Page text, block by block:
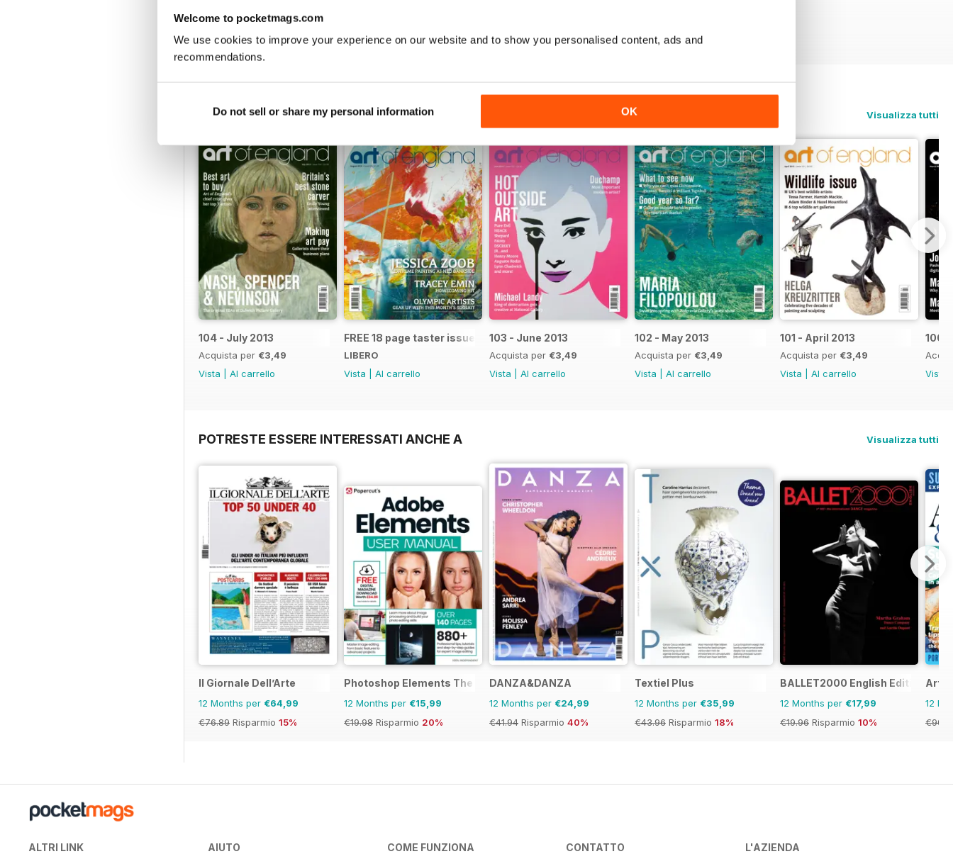
Welcome to pocketmags.com
We use cookies to improve your experience on our website and to show you personalised content, ads and
recommendations.
Do not sell or share my personal information OK
EDIZIONI INDIETRO Visualizza tutti
104 - July 2013
Acquista per €3,49
Vista
Al carrello
FREE 18 page taster issue
LIBERO
Vista
Al carrello
103 - June 2013
Acquista per €3,49
Vista
Al carrello
102 - May 2013
Acquista per €3,49
Vista
Al carrello
101 - April 2013
Acquista per €3,49
Vista
Al carrello
100 -
Vista
POTRESTE ESSERE INTERESSATI ANCHE A Visualizza tutti
Il Giornale Dell’Arte
12 Months per €64,99
€76.89 Risparmio 15%
Photoshop Elements The Complete Manual
12 Months per €15,99
€19.98 Risparmio 20%
DANZA&DANZA
12 Months per €24,99
€41.94 Risparmio 40%
Textiel Plus
12 Months per €35,99
€43.96 Risparmio 18%
BALLET2000 English Edition
12 Months per €17,99
€19.96 Risparmio 10%
12
ALTRI LINK AIUTO COME FUNZIONA CONTATTO L'AZIENDA